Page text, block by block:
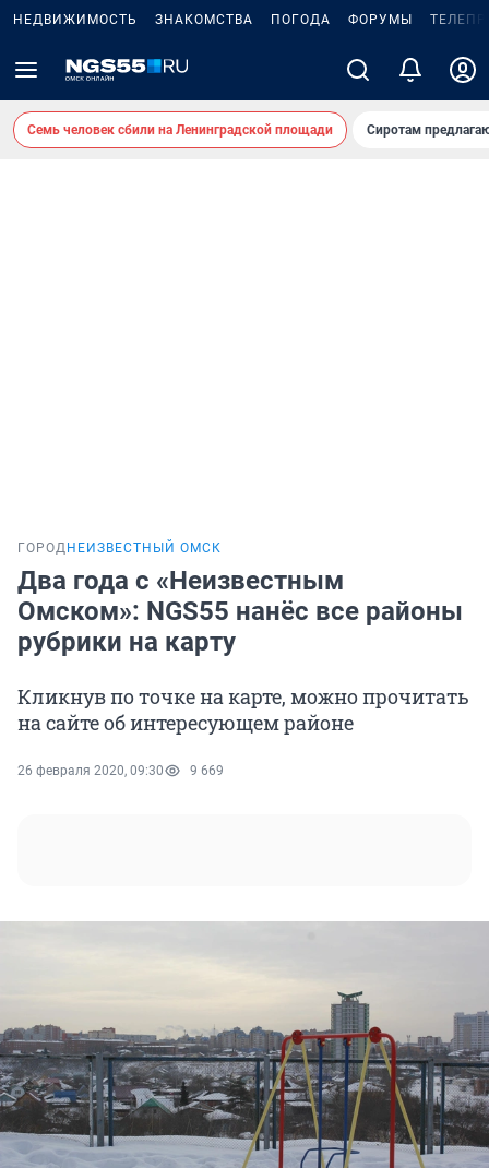
НЕДВИЖИМОСТЬ ЗНАКОМСТВА ПОГОДА ФОРУМЫ
Семь человек сбили на Ленинградской площади Сиротам
ГОРОД НЕИЗВЕСТНЫЙ ОМСК
Два года с «Неизвестным
Омском»: NGS55 нанёс все районы
рубрики на карту
Кликнув по точке на карте, можно прочитать
на сайте об интересующем районе
26 февраля 2020, 09:30 9 669